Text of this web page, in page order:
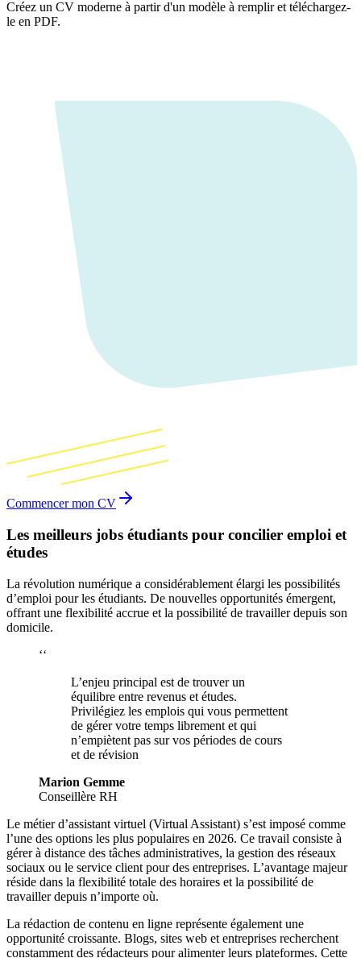
Créez un CV moderne à partir d'un modèle à remplir et téléchargez-
le en PDF.
Commencer mon CV
Les meilleurs jobs étudiants pour concilier emploi et
études
La révolution numérique a considérablement élargi les possibilités
d’emploi pour les étudiants. De nouvelles opportunités émergent,
offrant une flexibilité accrue et la possibilité de travailler depuis son
domicile.
‘‘
L’enjeu principal est de trouver un
équilibre entre revenus et études.
Privilégiez les emplois qui vous permettent
de gérer votre temps librement et qui
n’empiètent pas sur vos périodes de cours
et de révision
Marion Gemme
Conseillère RH
Le métier d’assistant virtuel (Virtual Assistant) s’est imposé comme
l’une des options les plus populaires en 2026. Ce travail consiste à
gérer à distance des tâches administratives, la gestion des réseaux
sociaux ou le service client pour des entreprises. L’avantage majeur
réside dans la flexibilité totale des horaires et la possibilité de
travailler depuis n’importe où.
La rédaction de contenu en ligne représente également une
opportunité croissante. Blogs, sites web et entreprises recherchent
constamment des rédacteurs pour alimenter leurs plateformes. Cette